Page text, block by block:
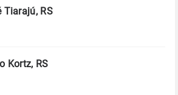
Tiarajú, RS
Kortz, RS